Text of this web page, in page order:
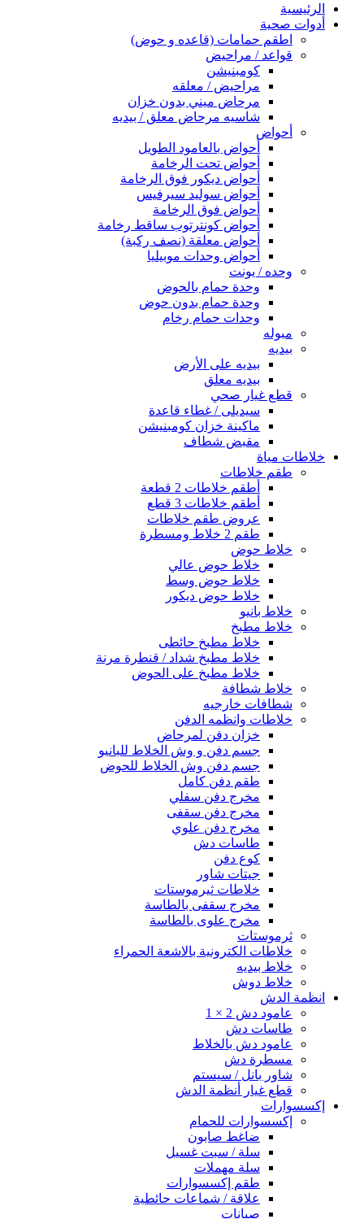
الرئيسية
أدوات صحية
اطقم حمامات (قاعده و حوض)
قواعد / مراحيض
كومبنيشن
مراحيض / معلقه
مرحاض ميني بدون خزان
شاسيه مرحاض معلق / بيديه
أحواض
أحواض بالعامود الطويل
أحواض تحت الرخامة
أحواض ديكور فوق الرخامة
أحواض سوليد سيرفيس
أحواض فوق الرخامة
أحواض كونترتوب ساقط رخامة
أحواض معلقة (نصف ركبة)
أحواض وحدات موبيليا
وحده / يونت
وحدة حمام بالحوض
وحدة حمام بدون حوض
وحدات حمام رخام
مبوله
بيديه
بيديه على الأرض
بيديه معلق
قطع غيار صحي
سيديلى / غطاء قاعدة
ماكينة خزان كومبنيشن
مقبض شطاف
خلاطات مياة
طقم خلاطات
أطقم خلاطات 2 قطعة
أطقم خلاطات 3 قطع
عروض طقم خلاطات
طقم 2 خلاط ومسطرة
خلاط حوض
خلاط حوض عالي
خلاط حوض وسط
خلاط حوض ديكور
خلاط بانيو
خلاط مطبخ
خلاط مطبخ حائطى
خلاط مطبخ شداد / قنطرة مرنة
خلاط مطبخ على الحوض
خلاط شطافة
شطافات خارجيه
خلاطات وانظمه الدفن
خزان دفن لمرحاض
جسم دفن و وش الخلاط للبانيو
جسم دفن وش الخلاط للحوض
طقم دفن كامل
مخرج دفن سفلي
مخرج دفن سقفى
مخرج دفن علوي
طاسات دش
كوع دفن
جيتات شاور
خلاطات ثيرموستات
مخرج سقفى بالطاسة
مخرج علوى بالطاسة
ثرموستات
خلاطات الكترونية بالاشعة الحمراء
خلاط بيديه
خلاط دوش
انظمة الدش
عامود دش 2 × 1
طاسات دش
عامود دش بالخلاط
مسطرة دش
شاور بانل / سيستم
قطع غيار أنظمة الدش
إكسسوارات
إكسسوارات للحمام
ضاغط صابون
سلة / سبت غسيل
سلة مهملات
طقم إكسسوارات
علاقة / شماعات حائطية
صبانات